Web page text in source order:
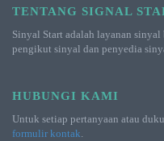
TENTANG SIGNAL
Sinyal Start adalah layanan
pengikut sinyal dan penyedia
HUBUNGI KAMI
Untuk setiap pertanyaan atau
formulir kontak.